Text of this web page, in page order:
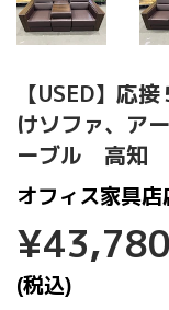
【USED】応
けソファ、ア
ーブル 高知
オフィス家具店
¥43,780
(税込)